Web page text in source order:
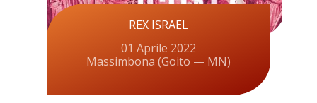
REX ISRAEL
01 Aprile 2022
Massimbona (Goito — MN)